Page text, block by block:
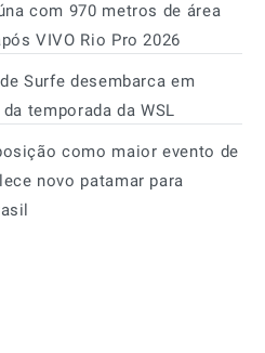
com 970 metros de área
VIVO Rio Pro 2026
Surfe desembarca em
temporada da WSL
como maior evento de
novo patamar para